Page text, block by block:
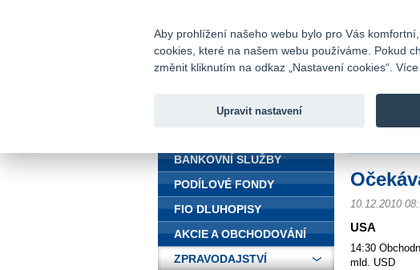
Fio banka
10.12.2010
USA
14:30
mld. USD
BANKOVNÍ SLUŽBY
PODÍLOVÉ FONDY
FIO DLUHOPISY
AKCIE A OBCHODOVÁNÍ
ZPRAVODAJSTVÍ
Aby prohlížení našeho webu bylo pro Vás
cookies, které na našem webu používáme. Pokud
změnit kliknutím na odkaz „Nastavení cookies“.
Upravit nastavení